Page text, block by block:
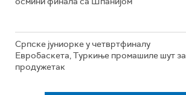
Српске јуниорке у четвртфиналу
Евробаскета, Туркиње промашиле шут за
продужетак